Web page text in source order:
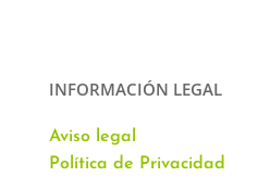
INFORMACIÓN LEGAL
Aviso legal
Política de Privacidad